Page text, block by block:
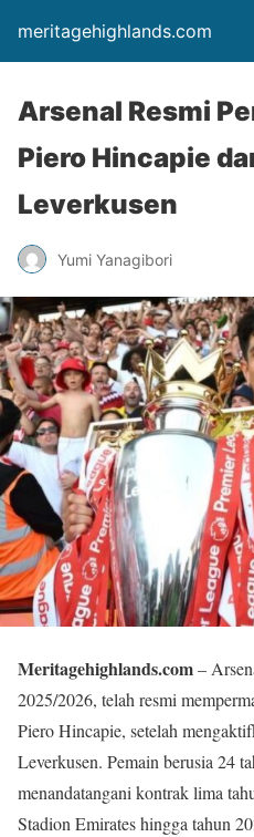
meritagehighlands.com
Arsenal Resmi
Piero Hincapie
Leverkusen
Yumi Yanagibori
Meritagehighlands.com–
2025/2026, telah resmi
Piero Hincapie, setelah
Leverkusen. Pemain berusia 24
menandatangani kontrak lima
Stadion Emirates hingga tahun